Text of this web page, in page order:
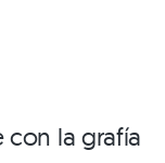
con la grafía